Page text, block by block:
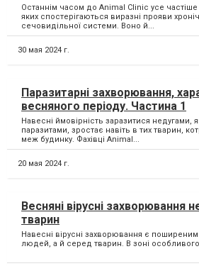
Останнім часом до Animal Clinic усе частіше
яких спостерігаються виразні прояви
сечовидільної системи. Воно й...
30 мая 2024 г.
Паразитарні захворювання,
весняного періоду. Частина 1
Навесні ймовірність заразитися недугами,
паразитами, зростає навіть в тих тварин,
меж будинку. Фахівці Animal...
20 мая 2024 г.
Весняні вірусні захворювання
тварин
Навесні вірусні захворювання є
людей, а й серед тварин. В зоні